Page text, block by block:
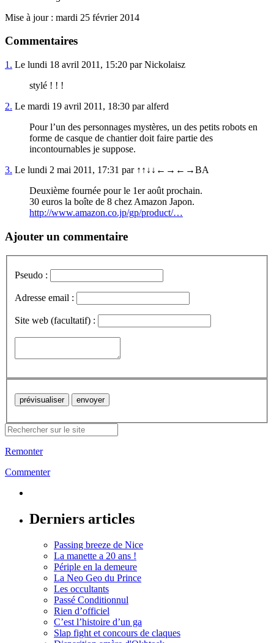
Mise à jour : mardi 25 février 2014
Commentaires
1. Le lundi 18 avril 2011, 15:20 par Nickolaisz
stylé ! ! !
2. Le mardi 19 avril 2011, 18:30 par alferd
Pour l’un des personnages mystères, un des petits robots en
forme de casque de chantier doit faire partie des
incontournables je suppose.
3. Le lundi 2 mai 2011, 17:31 par ↑↑↓↓←→←→BA
Deuxième fournée pour le 1er août prochain.
30 euros la boîte de 8 chez Amazon Japon.
http://www.amazon.co.jp/gp/product/…
Ajouter un commentaire
Pseudo :
Adresse email :
Site web (facultatif) :
Remonter
Commenter
Derniers articles
Passing breeze de Nice
La manette a 20 ans !
Périple en la demeure
La Neo Geo du Prince
Les occultants
Passé Conditionnul
Rien d’officiel
C’est l’histoire d’un ga
Slap fight et concours de claques